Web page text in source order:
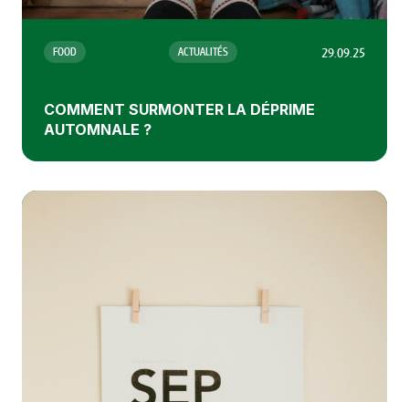
FOOD ACTUALITÉS 29.09.25
COMMENT SURMONTER LA DÉPRIME
AUTOMNALE ?